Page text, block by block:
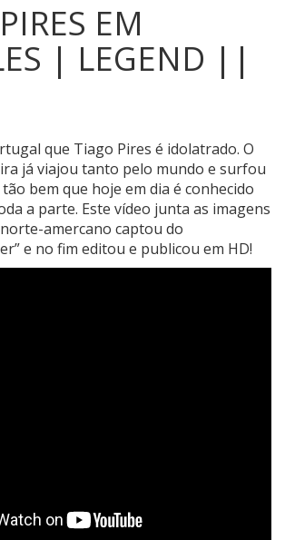
EM
| LEGEND ||
que Tiago Pires é idolatrado. O
já viajou tanto pelo mundo e surfou
bem que hoje em dia é conhecido
a parte. Este vídeo junta as imagens
amercano captou do
e no fim editou e publicou em HD!